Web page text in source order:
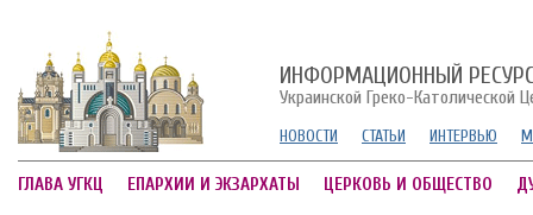
ИНФОРМАЦИОННЫЙ
Украинской Греко-Католической
НОВОСТИ СТАТЬИ ИНТЕРВЬЮ
ГЛАВА УГКЦ ЕПАРХИИ И ЭКЗАРХАТЫ ЦЕРКОВЬ И ОБЩЕСТВО